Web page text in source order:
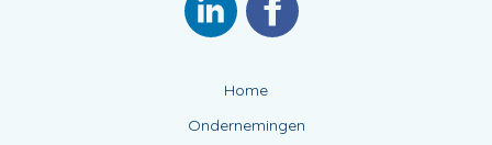
Home
Ondernemingen